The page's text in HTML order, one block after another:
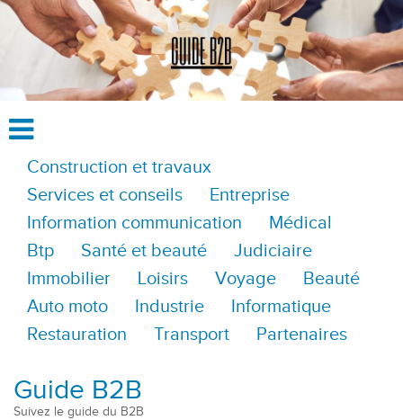
Construction et travaux
Services et conseils
Entreprise
Information communication
Médical
Btp
Santé et beauté
Judiciaire
Immobilier
Loisirs Voyage
Beauté
Auto moto
Industrie
Informatique
Restauration
Transport Partenaires
Guide B2B
Suivez le guide du B2B